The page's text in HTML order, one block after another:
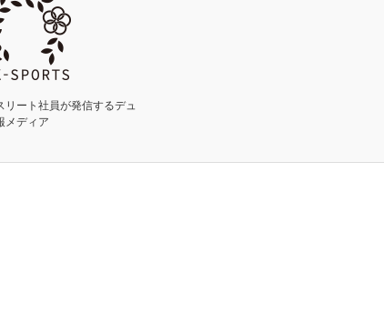
リート社員が発信するデュ
メディア